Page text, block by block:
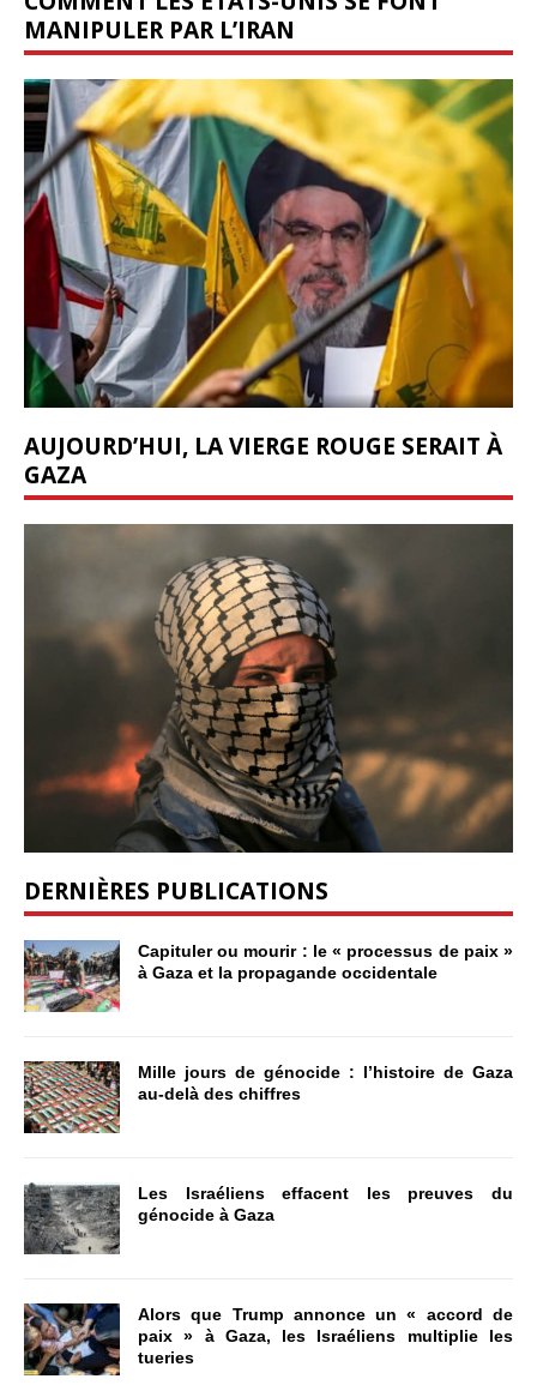
MANIPULER PAR L’IRAN
AUJOURD’HUI, LA VIERGE ROUGE SERAIT À
GAZA
DERNIÈRES PUBLICATIONS
Capituler ou mourir : le « processus de paix »
à Gaza et la propagande occidentale
Mille jours de génocide : l’histoire de Gaza
au-delà des chiffres
Les Israéliens effacent les preuves du
génocide à Gaza
Alors que Trump annonce un « accord de
paix » à Gaza, les Israéliens multiplie les
tueries